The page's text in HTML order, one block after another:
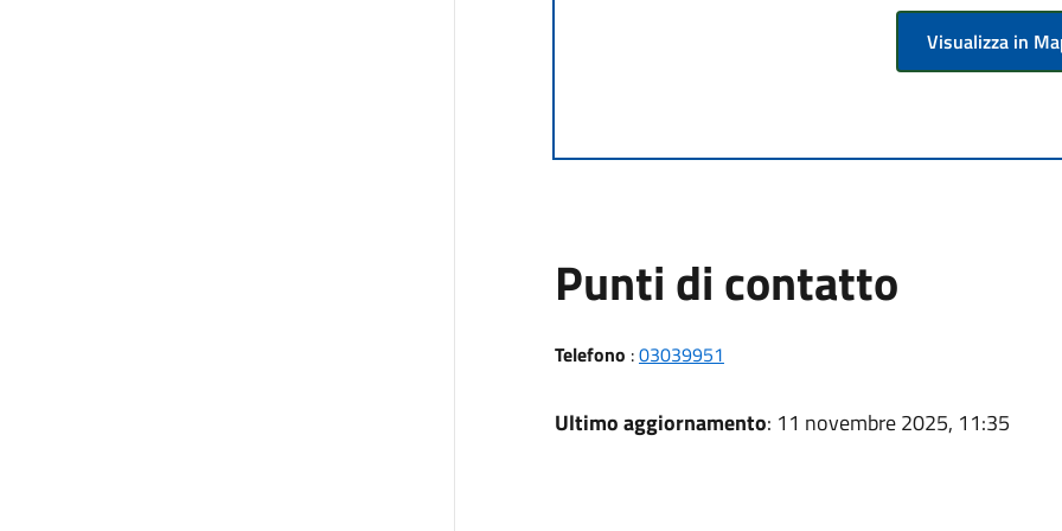
Visualizza in
Punti di contatto
Telefono :03039951
Ultimo aggiornamento: 11 novembre 2025, 11:35